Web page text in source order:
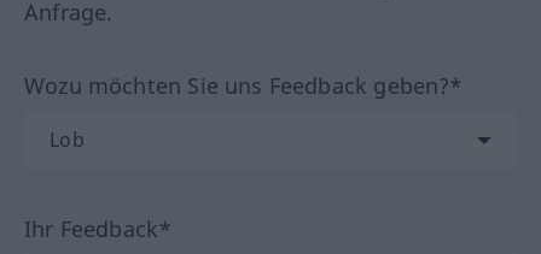
Anfrage.
Wozu möchten Sie uns Feedback geben?*
Ihr Feedback*